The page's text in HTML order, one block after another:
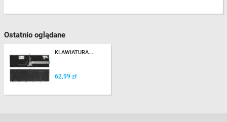
Ostatnio oglądane
KLAWIATURA...
62,99 zł